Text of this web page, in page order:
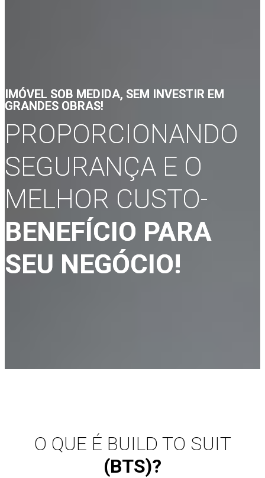
IMÓVEL SOB MEDIDA, SEM INVESTIR EM
GRANDES OBRAS!
PROPORCIONANDO
SEGURANÇA E O
MELHOR CUSTO-
BENEFÍCIO PARA
SEU NEGÓCIO!
O QUE É BUILD TO SUIT
(BTS)?